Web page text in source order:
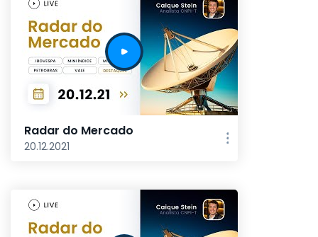
Radar do Mercado
20.12.2021